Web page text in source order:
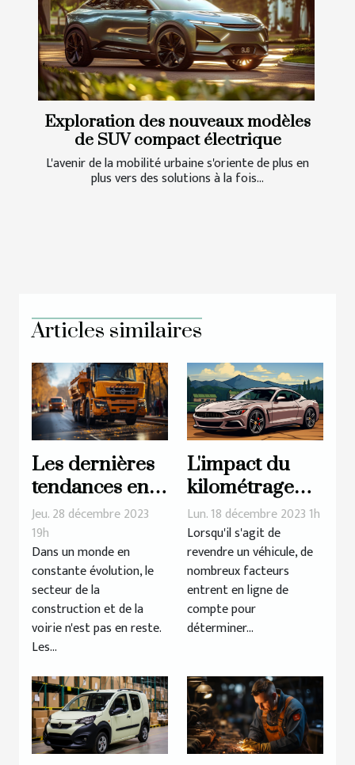
Exploration des nouveaux modèles
de SUV compact électrique
L'avenir de la mobilité urbaine s'oriente de plus en
plus vers des solutions à la fois...
Articles similaires
Les dernières
tendances en
matière de
matériaux et
équipements
pour la
construction et
la voirie
Jeu. 28 décembre 2023
19h
Dans un monde en
constante évolution, le
secteur de la
construction et de la
voirie n'est pas en reste.
Les...
L'impact du
kilométrage
sur le prix de
rachat d'une
voiture
Lun. 18 décembre 2023 1h
Lorsqu'il s'agit de
revendre un véhicule, de
nombreux facteurs
entrent en ligne de
compte pour
déterminer...